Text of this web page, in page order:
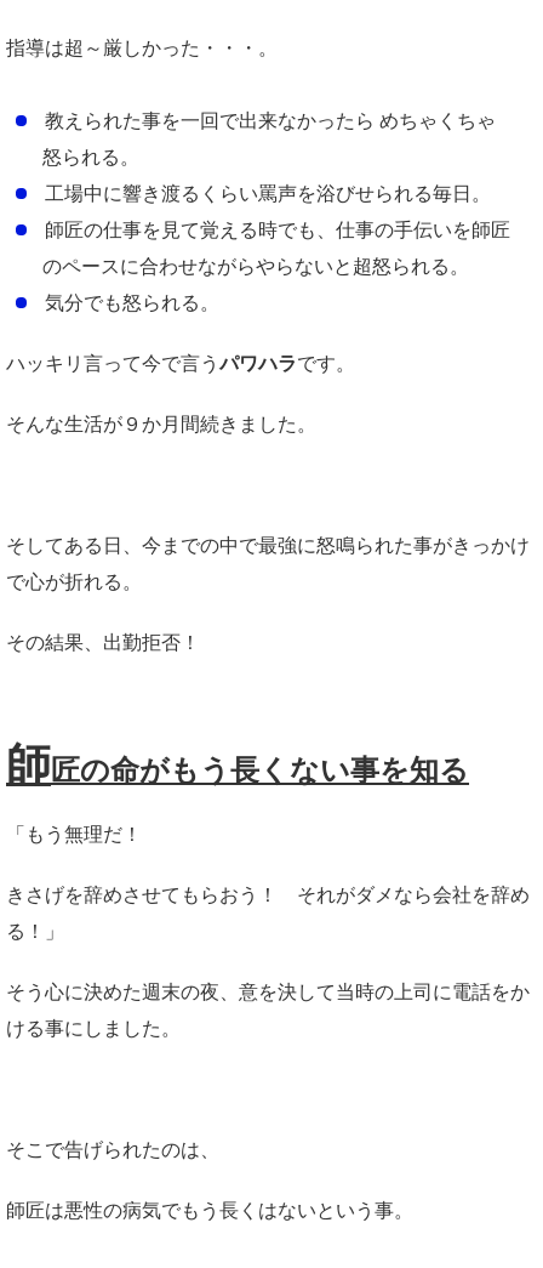
指導は超～厳しかった・・・。
教えられた事を一回で出来なかったら めちゃくちゃ
怒られる。
工場中に響き渡るくらい罵声を浴びせられる毎日。
師匠の仕事を見て覚える時でも、仕事の手伝いを師匠
のペースに合わせながらやらないと超怒られる。
気分でも怒られる。
ハッキリ言って今で言うパワハラです。
そんな生活が９か月間続きました。
そしてある日、今までの中で最強に怒鳴られた事がきっかけ
で心が折れる。
その結果、出勤拒否！
師匠の命がもう長くない事を知る
「もう無理だ！
きさげを辞めさせてもらおう！ それがダメなら会社を辞め
る！」
そう心に決めた週末の夜、意を決して当時の上司に電話をか
ける事にしました。
そこで告げられたのは、
師匠は悪性の病気でもう長くはないという事。